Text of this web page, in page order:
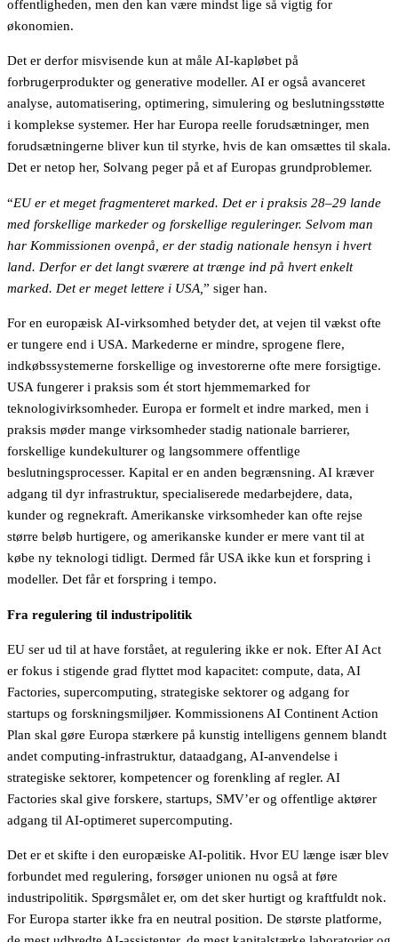
offentligheden, men den kan være mindst lige så vigtig for
økonomien.
Det er derfor misvisende kun at måle AI-kapløbet på
forbrugerprodukter og generative modeller. AI er også avanceret
analyse, automatisering, optimering, simulering og beslutningsstøtte
i komplekse systemer. Her har Europa reelle forudsætninger, men
forudsætningerne bliver kun til styrke, hvis de kan omsættes til skala.
Det er netop her, Solvang peger på et af Europas grundproblemer.
“EU er et meget fragmenteret marked. Det er i praksis 28–29 lande
med forskellige markeder og forskellige reguleringer. Selvom man
har Kommissionen ovenpå, er der stadig nationale hensyn i hvert
land. Derfor er det langt sværere at trænge ind på hvert enkelt
marked. Det er meget lettere i USA, ” siger han.
For en europæisk AI-virksomhed betyder det, at vejen til vækst ofte
er tungere end i USA. Markederne er mindre, sprogene flere,
indkøbssystemerne forskellige og investorerne ofte mere forsigtige.
USA fungerer i praksis som ét stort hjemmemarked for
teknologivirksomheder. Europa er formelt et indre marked, men i
praksis møder mange virksomheder stadig nationale barrierer,
forskellige kundekulturer og langsommere offentlige
beslutningsprocesser. Kapital er en anden begrænsning. AI kræver
adgang til dyr infrastruktur, specialiserede medarbejdere, data,
kunder og regnekraft. Amerikanske virksomheder kan ofte rejse
større beløb hurtigere, og amerikanske kunder er mere vant til at
købe ny teknologi tidligt. Dermed får USA ikke kun et forspring i
modeller. Det får et forspring i tempo.
Fra regulering til industripolitik
EU ser ud til at have forstået, at regulering ikke er nok. Efter AI Act
er fokus i stigende grad flyttet mod kapacitet: compute, data, AI
Factories, supercomputing, strategiske sektorer og adgang for
startups og forskningsmiljøer. Kommissionens AI Continent Action
Plan skal gøre Europa stærkere på kunstig intelligens gennem blandt
andet computing-infrastruktur, dataadgang, AI-anvendelse i
strategiske sektorer, kompetencer og forenkling af regler. AI
Factories skal give forskere, startups, SMV’er og offentlige aktører
adgang til AI-optimeret supercomputing.
Det er et skifte i den europæiske AI-politik. Hvor EU længe især blev
forbundet med regulering, forsøger unionen nu også at føre
industripolitik. Spørgsmålet er, om det sker hurtigt og kraftfuldt nok.
For Europa starter ikke fra en neutral position. De største platforme,